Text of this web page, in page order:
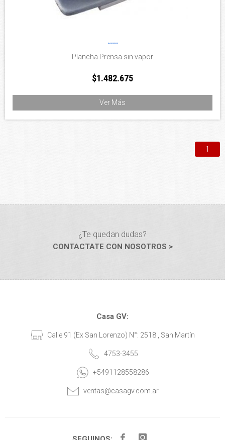
Plancha Prensa sin vapor
$1.482.675
Ver Más
1
¿Te quedan dudas?
CONTACTATE CON NOSOTROS >
Casa GV:
Calle 91 (Ex San Lorenzo) N°: 2518 , San Martín
4753-3455
+5491128558286
ventas@casagv.com.ar